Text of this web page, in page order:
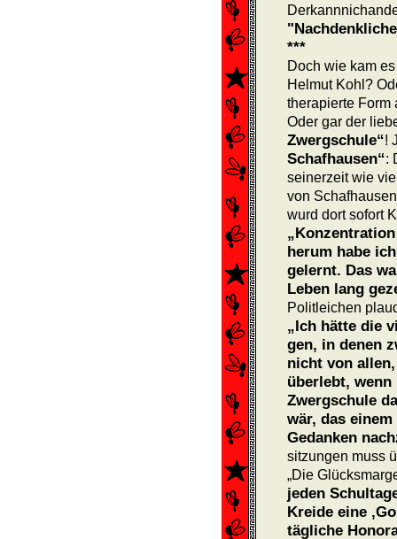
***
Doch wie kam
Helmut Kohl?
therapierte Form
Oder gar der
Zwergschule“!
Schafhausen“:
seinerzeit wie
von
wurd dort sofort
herum habe
gelernt. Das
Leben lang
Politleichen
„Ich hätte die
gen, in de­nen
nicht von
überlebt,
Zwerg­schule
wär, das
Gedan­ken
sitzungen muss
„Die
jeden
Kreide eine
tägliche